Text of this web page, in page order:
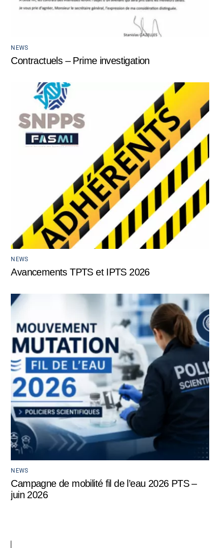
NEWS
Contractuels – Prime investigation
NEWS
Avancements TPTS et IPTS 2026
NEWS
Campagne de mobilité fil de l’eau 2026 PTS –
juin 2026